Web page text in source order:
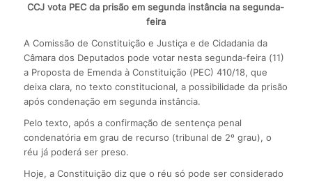
CCJ vota PEC da prisão em segunda instância na segunda-
feira
A Comissão de Constituição e Justiça e de Cidadania da
Câmara dos Deputados pode votar nesta segunda-feira (11)
a Proposta de Emenda à Constituição (PEC) 410/18, que
deixa clara, no texto constitucional, a possibilidade da prisão
após condenação em segunda instância.
Pelo texto, após a confirmação de sentença penal
condenatória em grau de recurso (tribunal de 2º grau), o
réu já poderá ser preso.
Hoje, a Constituição diz que o réu só pode ser considerado